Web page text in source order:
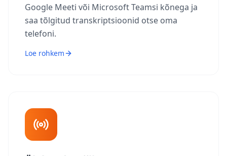
Google Meeti või Microsoft Teamsi kõnega ja
saa tõlgitud transkriptsioonid otse oma
telefoni.
Loe rohkem